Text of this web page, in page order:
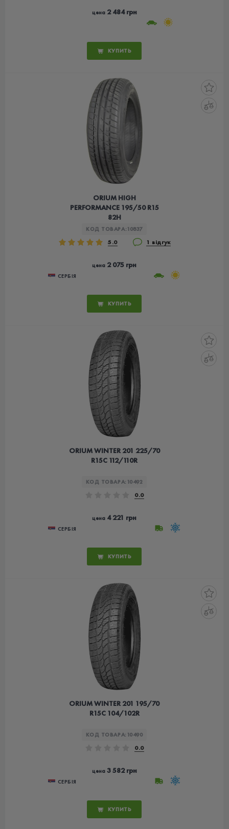
цена2 484 грн
КУПИТЬ
ORIUM HIGH
PERFORMANCE 195/50 R15
82H
КОД ТОВАРА: 10837
5.0 1 відгук
цена 2 075 грн
СЕРБІЯ
КУПИТЬ
ORIUM WINTER 201 225/70
R15C 112/110R
КОД ТОВАРА: 10492
0.0
цена 4 221 грн
СЕРБІЯ
КУПИТЬ
ORIUM WINTER 201 195/70
R15C 104/102R
КОД ТОВАРА: 10490
0.0
цена3 582 грн
СЕРБІЯ
КУПИТЬ